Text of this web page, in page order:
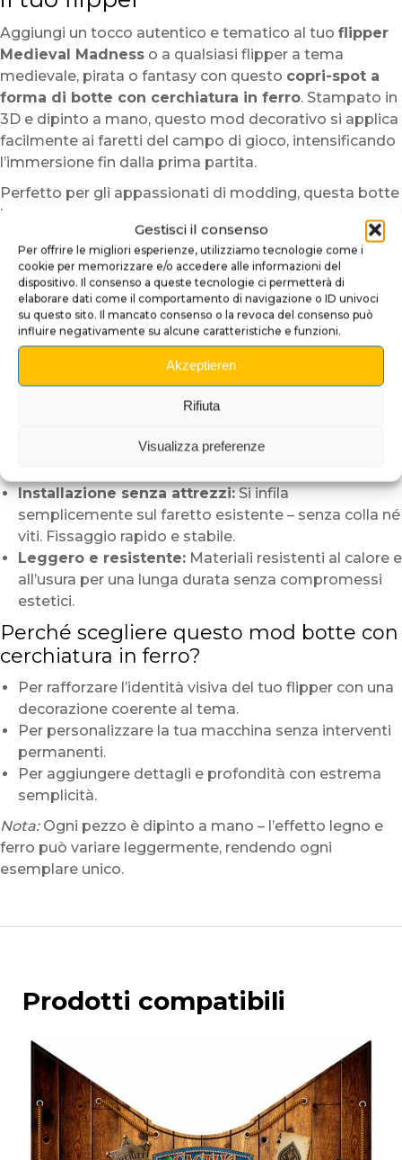
Gestisci il consenso
Per offrire le migliori esperienze, utilizziamo tecnologie come i
cookie per memorizzare e/o accedere alle informazioni del
dispositivo. Il consenso a queste tecnologie ci permetterà di
elaborare dati come il comportamento di navigazione o ID univoci
su questo sito. Il mancato consenso o la revoca del consenso può
influire negativamente su alcune caratteristiche e funzioni.
Akzeptieren
Rifiuta
Visualizza preferenze
Aggiungi un tocco autentico e tematico al tuo flipper
Medieval Madness o a qualsiasi flipper a tema
medievale, pirata o fantasy con questo copri-spot a
forma di botte con cerchiatura in ferro. Stampato in
3D e dipinto a mano, questo mod decorativo si applica
facilmente ai faretti del campo di gioco, intensificando
l’immersione fin dalla prima partita.
Perfetto per gli appassionati di modding, questa botte
in rilievo arricchisce l’atmosfera visiva senza ostacolare
la luce né il gameplay. È ideale perMedieval Madness,
ma si adatta perfettamente anche a flipper come
Pirates of the Caribbean,Black Rose,The Hobbit
Theatre of MagicoScared Stiff.
Caratteristiche:
Realizzazione artigianale:Stampa 3D di alta
qualità e pittura a mano con effetto legno
cerchi in ferro ossidato
Design versatile:Compatibile con i faretti standard
Installazione senza attrezzi:Si infila
semplicemente sul faretto esistente – senza colla né
viti. Fissaggio rapido e stabile.
Leggero e resistente: Materiali resistenti al calore e
all’usura per una lunga durata senza compromessi
estetici.
Perché scegliere questo mod botte con
cerchiatura in ferro?
Per rafforzare l’identità visiva del tuo flipper con una
decorazione coerente al tema.
Per personalizzare la tua macchina senza interventi
permanenti.
Per aggiungere dettagli e profondità con estrema
semplicità.
Nota:Ogni pezzo è dipinto a mano – l’effetto legno e
ferro può variare leggermente, rendendo ogni
esemplare unico.
Prodotti compatibili